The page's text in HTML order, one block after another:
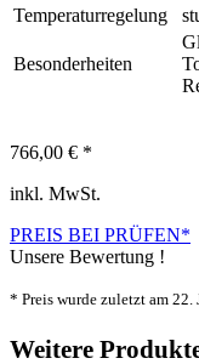
Temperaturregelung
Besonderheiten
766,00 € *
inkl. MwSt.
PREIS BEI PRÜFEN*
Unsere Bewertung !
* Preis wurde zuletzt am
Weitere